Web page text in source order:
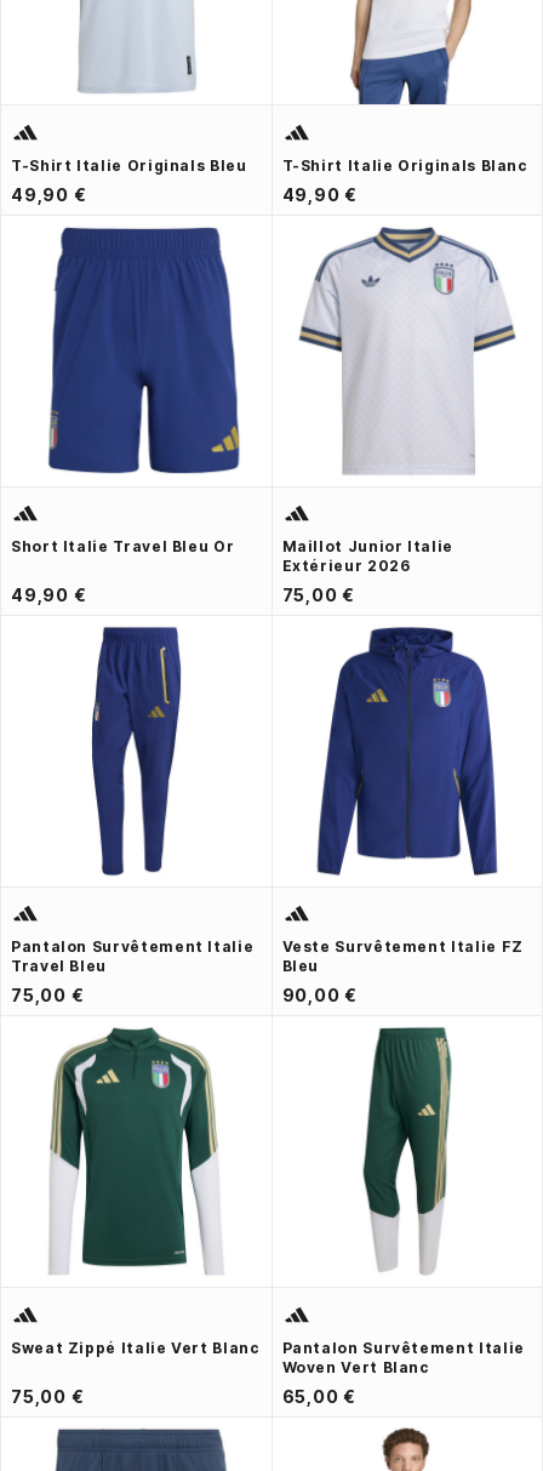
T-Shirt Italie Originals Bleu
49,90 €
T-Shirt Italie Originals Blanc
49,90 €
Short Italie Travel Bleu Or
49,90 €
Maillot Junior Italie
Extérieur 2026
75,00 €
Pantalon Survêtement Italie
Travel Bleu
75,00 €
Veste Survêtement Italie FZ
Bleu
90,00 €
Sweat Zippé Italie Vert Blanc
75,00 €
Pantalon Survêtement Italie
Woven Vert Blanc
65,00 €